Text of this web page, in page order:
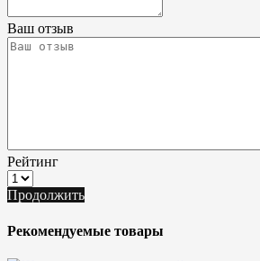
Ваш отзыв
Рейтинг
Продолжить
Рекомендуемые товары